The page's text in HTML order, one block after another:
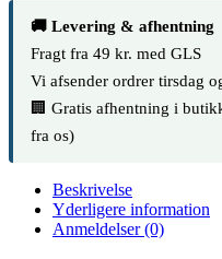
🚚 Levering & afhentning
Fragt fra 49 kr. med GLS
Vi afsender ordrer tirsdag
🏢 Gratis afhentning i
fra os)
Beskrivelse
Yderligere information
Anmeldelser (0)